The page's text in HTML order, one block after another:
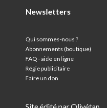
Newsletters
Qui sommes-nous ?
Abonnements (boutique)
FAQ - aide en ligne
Régie publicitaire
Faire un don